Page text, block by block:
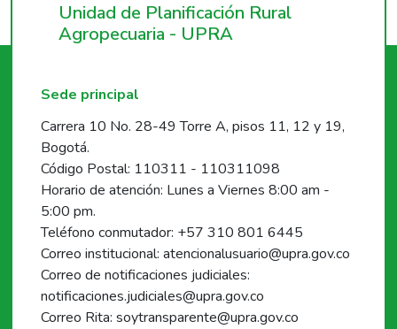
Unidad de Planificación Rural
Agropecuaria - UPRA
Sede principal
Carrera 10 No. 28-49 Torre A, pisos 11, 12 y 19,
Bogotá.
Código Postal: 110311 - 110311098
Horario de atención: Lunes a Viernes 8:00 am -
5:00 pm.
Teléfono conmutador: +57 310 801 6445
Correo institucional: atencionalusuario@upra.gov.co
Correo de notificaciones judiciales:
notificaciones.judiciales@upra.gov.co
Correo Rita: soytransparente@upra.gov.co